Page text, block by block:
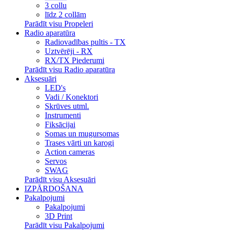
3 collu
līdz 2 collām
Parādīt visu Propeleri
Radio aparatūra
Radiovadības pultis - TX
Uztvērēji - RX
RX/TX Piederumi
Parādīt visu Radio aparatūra
Aksesuāri
LED's
Vadi / Konektori
Skrūves utml.
Instrumenti
Fiksācijai
Somas un mugursomas
Trases vārti un karogi
Action cameras
Servos
SWAG
Parādīt visu Aksesuāri
IZPĀRDOŠANA
Pakalpojumi
Pakalpojumi
3D Print
Parādīt visu Pakalpojumi